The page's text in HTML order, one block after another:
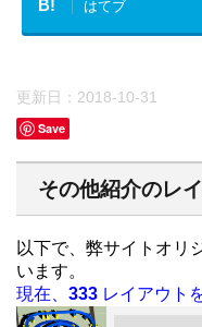
B! はてブ
更新日： 2018-10-31
Save
その他紹介のレ
以下で、弊サイトオリ
います。
現在、 333 レイアウト